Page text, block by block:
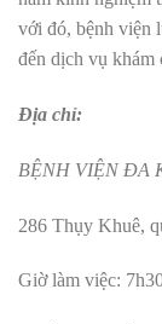
với đó, bệnh viện
đến dịch vụ khám
Địa chỉ:
BỆNH VIỆN ĐA
286 Thụy Khuê,
Giờ làm việc: